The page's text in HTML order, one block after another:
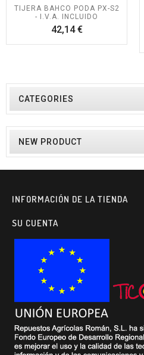
TIJERA BAHCO PODA PX-S2
- I.V.A. INCLUIDO
42,14 €Precio
CATEGORIES
NEW PRODUCT
INFORMACIÓN DE LA TIENDA
SU CUENTA